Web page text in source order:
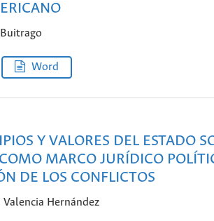
Word
Y VALORES DEL ESTADO
MARCO JURÍDICO­
DE LOS CONFLICTOS
Valencia Hernández